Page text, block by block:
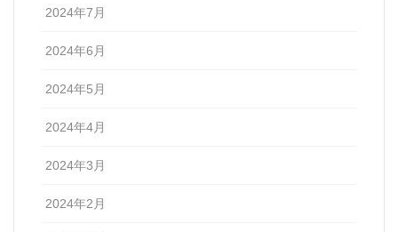
2024年7月
2024年6月
2024年5月
2024年4月
2024年3月
2024年2月